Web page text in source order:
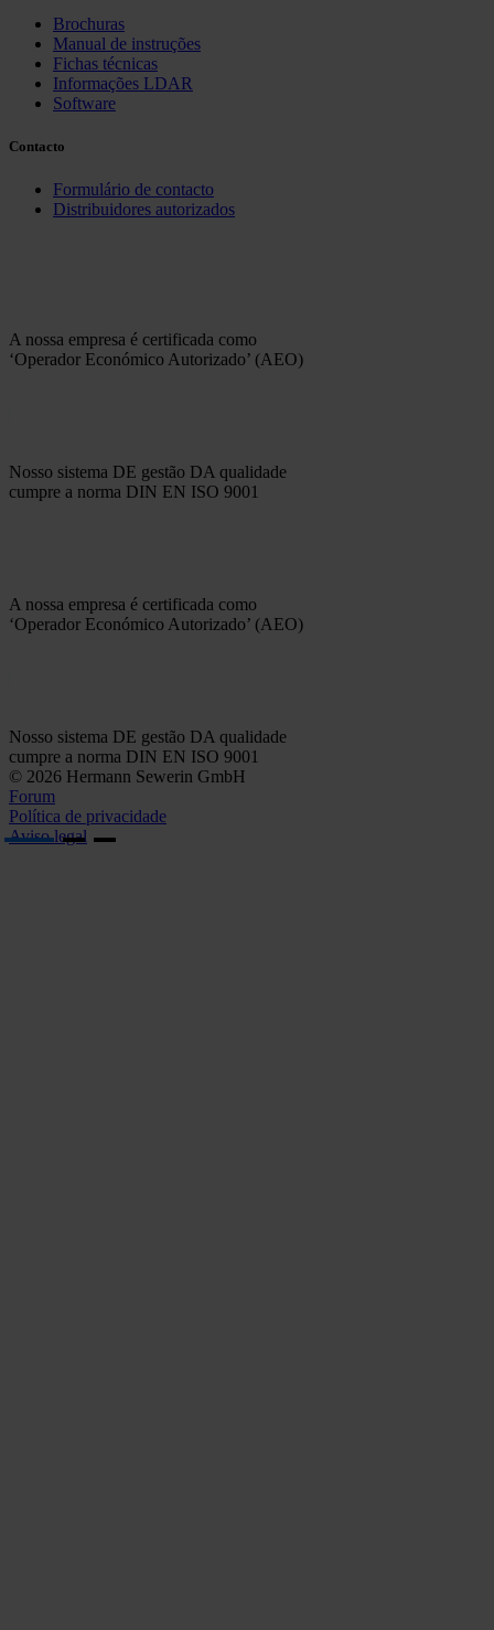
Brochuras
Manual de instruções
Fichas técnicas
Informações LDAR
Software
Contacto
Formulário de contacto
Distribuidores autorizados
A nossa empresa é certificada como
‘Operador Económico Autorizado’ (AEO)
Nosso sistema DE gestão DA qualidade
cumpre a norma DIN EN ISO 9001
A nossa empresa é certificada como
‘Operador Económico Autorizado’ (AEO)
Nosso sistema DE gestão DA qualidade
cumpre a norma DIN EN ISO 9001
© 2026 Hermann Sewerin GmbH
Forum
Política de privacidade
Aviso legal